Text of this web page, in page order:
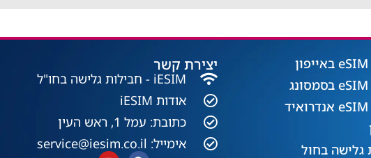
יצירת קשר
iESIM - חבילות גלישה בחו"ל
אודות iESIM
כתובת: עמל 1, ראש העין
אימייל: service@iesim.co.il